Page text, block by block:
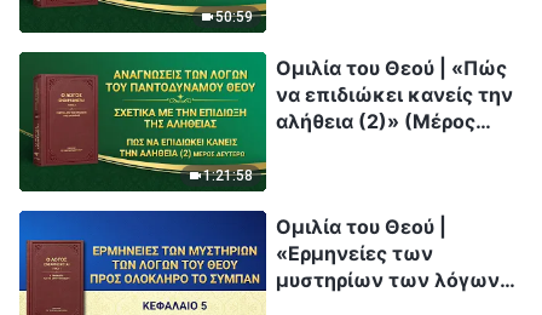
50:59
1:21:58
Ομιλία του Θεού | «Πώς
να επιδιώκει κανείς την
αλήθεια (2)» (Μέρος
Ομιλία του Θεού |
«Ερμηνείες των
μυστηρίων των λόγων